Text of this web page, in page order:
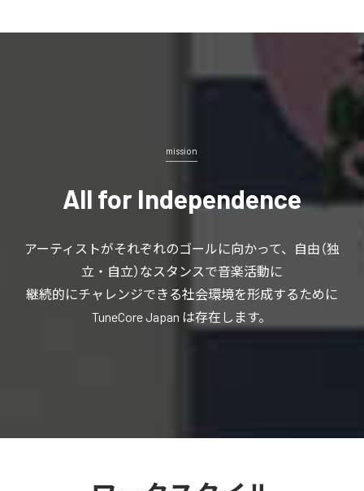
mission
All for Independence
アーティストがそれぞれのゴールに向かって、自由（独
立・自立）なスタンスで音楽活動に
継続的にチャレンジできる社会環境を形成するために
TuneCore Japan は存在します。